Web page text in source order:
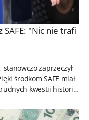
SAFE: "Nic nie trafi
stanowczo zaprzeczył
środkom SAFE miał
kwestii historii